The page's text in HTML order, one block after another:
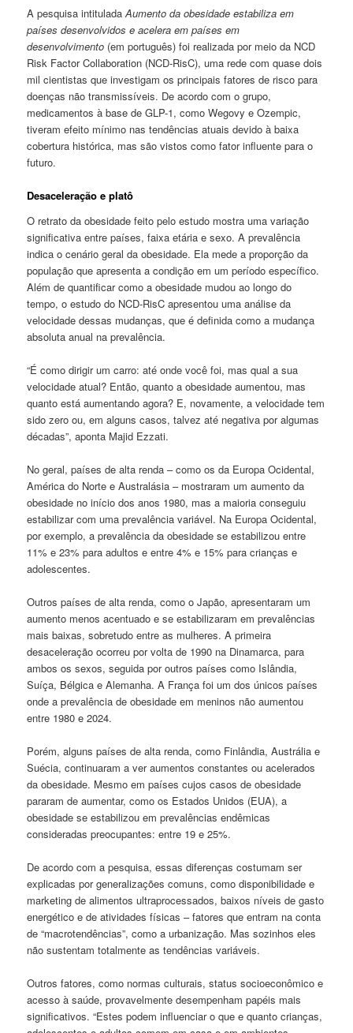
A pesquisa intituladaAumento da obesidade estabiliza em
países desenvolvidos e acelera em países em
desenvolvimento (em português) foi realizada por meio da NCD
Risk Factor Collaboration (NCD-RisC), uma rede com quase dois
mil cientistas que investigam os principais fatores de risco para
doenças não transmissíveis. De acordo com o grupo,
medicamentos à base de GLP-1, como Wegovy e Ozempic,
tiveram efeito mínimo nas tendências atuais devido à baixa
cobertura histórica, mas são vistos como fator influente para o
futuro.
Desaceleração e platô
O retrato da obesidade feito pelo estudo mostra uma variação
significativa entre países, faixa etária e sexo. A prevalência
indica o cenário geral da obesidade. Ela mede a proporção da
população que apresenta a condição em um período específico.
Além de quantificar como a obesidade mudou ao longo do
tempo, o estudo do NCD-RisC apresentou uma análise da
velocidade dessas mudanças, que é definida como a mudança
absoluta anual na prevalência.
“É como dirigir um carro: até onde você foi, mas qual a sua
velocidade atual? Então, quanto a obesidade aumentou, mas
quanto está aumentando agora? E, novamente, a velocidade tem
sido zero ou, em alguns casos, talvez até negativa por algumas
décadas”, aponta Majid Ezzati.
No geral, países de alta renda – como os da Europa Ocidental,
América do Norte e Australásia – mostraram um aumento da
obesidade no início dos anos 1980, mas a maioria conseguiu
estabilizar com uma prevalência variável. Na Europa Ocidental,
por exemplo, a prevalência da obesidade se estabilizou entre
11% e 23% para adultos e entre 4% e 15% para crianças e
adolescentes.
Outros países de alta renda, como o Japão, apresentaram um
aumento menos acentuado e se estabilizaram em prevalências
mais baixas, sobretudo entre as mulheres. A primeira
desaceleração ocorreu por volta de 1990 na Dinamarca, para
ambos os sexos, seguida por outros países como Islândia,
Suíça, Bélgica e Alemanha. A França foi um dos únicos países
onde a prevalência de obesidade em meninos não aumentou
entre 1980 e 2024.
Porém, alguns países de alta renda, como Finlândia, Austrália e
Suécia, continuaram a ver aumentos constantes ou acelerados
da obesidade. Mesmo em países cujos casos de obesidade
pararam de aumentar, como os Estados Unidos (EUA), a
obesidade se estabilizou em prevalências endêmicas
consideradas preocupantes: entre 19 e 25%.
De acordo com a pesquisa, essas diferenças costumam ser
explicadas por generalizações comuns, como disponibilidade e
marketing de alimentos ultraprocessados, baixos níveis de gasto
energético e de atividades físicas – fatores que entram na conta
de “macrotendências”, como a urbanização. Mas sozinhos eles
não sustentam totalmente as tendências variáveis.
Outros fatores, como normas culturais, status socioeconômico e
acesso à saúde, provavelmente desempenham papéis mais
significativos. “Estes podem influenciar o que e quanto crianças,